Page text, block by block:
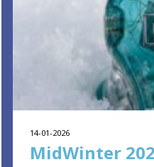
14-01-2026
MidWinter